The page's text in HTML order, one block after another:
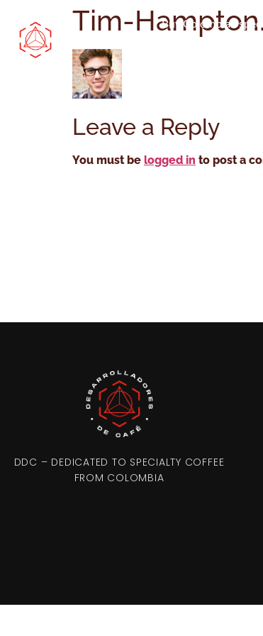
Buy Colombian
Tim-
Leave a Reply
You must be logged in to post a
DDC – DEDICATED TO SPECIALTY COFFEE
FROM COLOMBIA